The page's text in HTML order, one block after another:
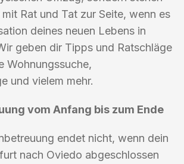
Rat und Tat zur Seite, wenn es
deines neuen Lebens in
geben dir Tipps und Ratschläge
Wohnungssuche,
und vielem mehr.
vom Anfang bis zum Ende
endet nicht, wenn dein
nach Oviedo abgeschlossen